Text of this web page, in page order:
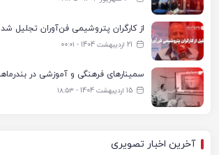
از کارگران پتروشیمی فن‌آوران تجلیل شد
21 اردیبهشت 1404 - ۰۰:۰۱
15 اردیبهشت 1404 - ۱۸:۵۳
آخرین اخبار تصویری